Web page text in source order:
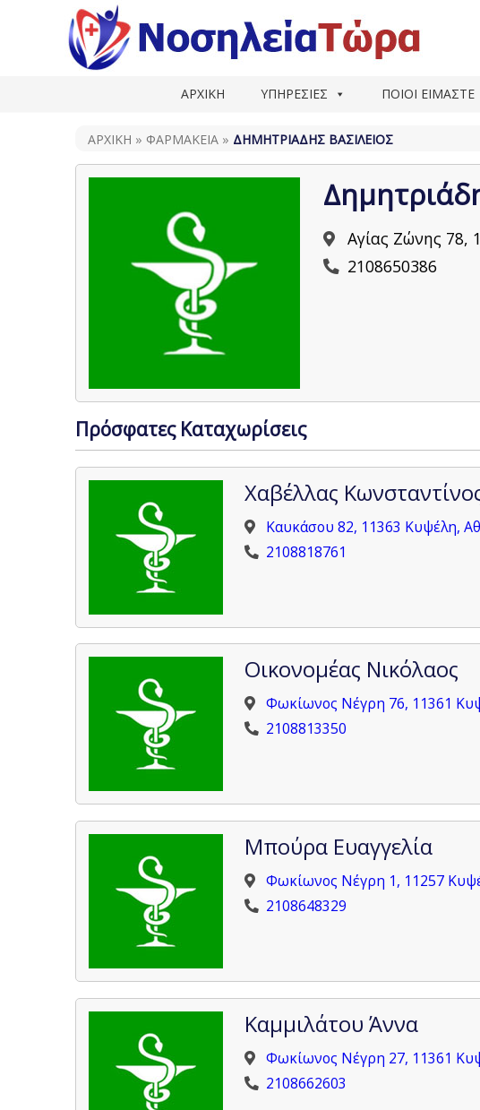
ΑΡΧΙΚΗ ΥΠΗΡΕΣΙΕΣ ΠΟΙΟΙ ΕΙΜΑΣΤΕ
ΑΡΧΙΚΗ » ΦΑΡΜΑΚΕΊΑ » ΔΗΜΗΤΡΙΆΔΗΣ ΒΑΣΊΛΕΙΟΣ
Αγίας Ζώνης 78,
2108650386
Πρόσφατες Καταχωρίσεις
Χαβέλλας
Καυκάσου 82, 11363 Κυψέλη,
2108818761
Οικονομέας Νικόλαος
Φωκίωνος Νέγρη 76, 11361
2108813350
Μπούρα Ευαγγελία
Φωκίωνος Νέγρη 1, 11257
2108648329
Καμμιλάτου Άννα
Φωκίωνος Νέγρη 27, 11361
2108662603